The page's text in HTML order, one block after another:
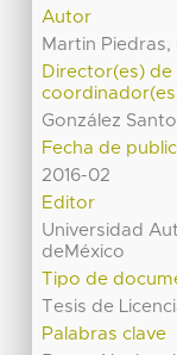
Autor
Martin Piedras,
Director(es)
González
Fecha de
2016-02
Editor
Universidad
deMéxico
Tipo de
Tesis de
Palabras clave